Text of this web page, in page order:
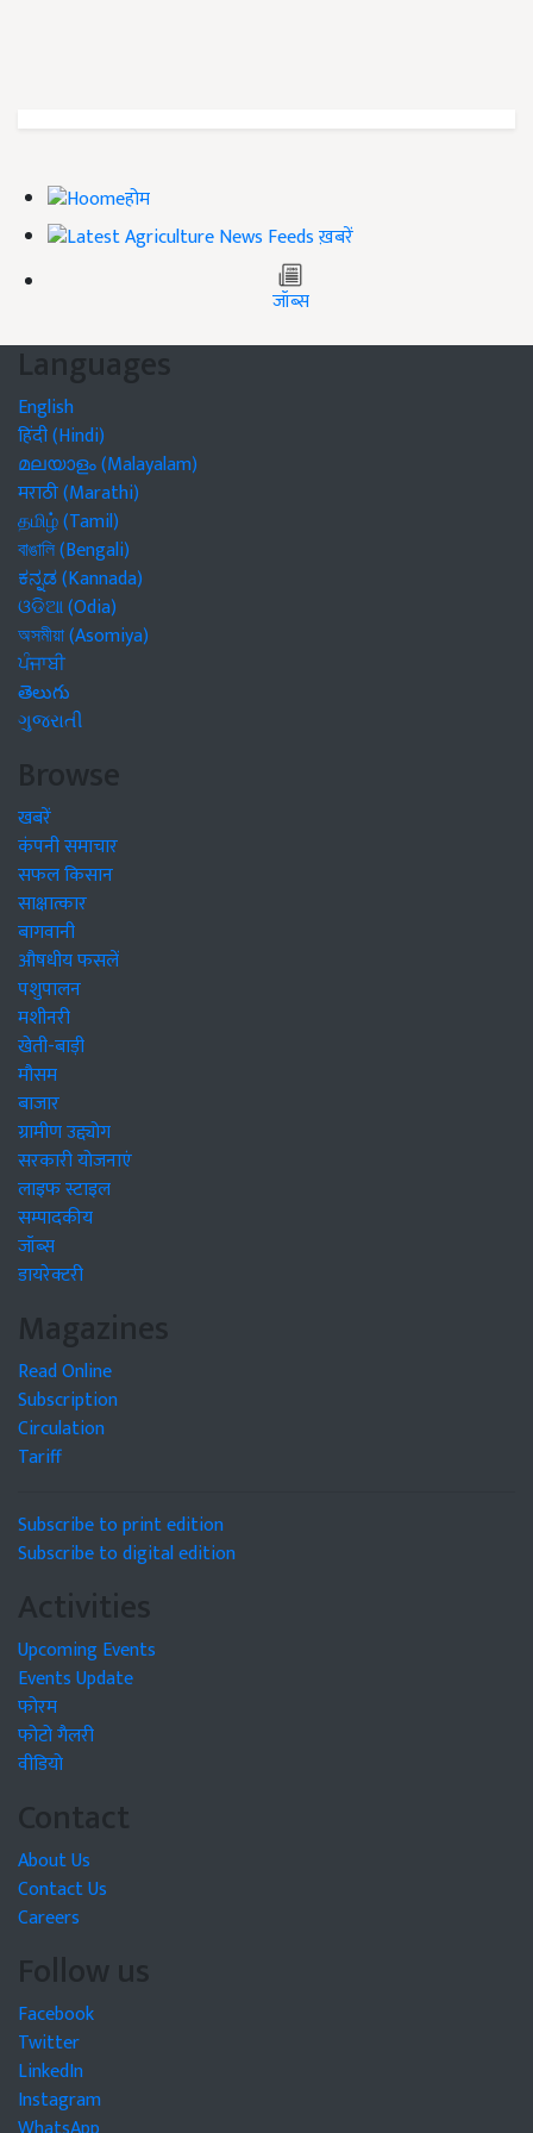
होम
ख़बरें
जॉब्स
Languages
English
हिंदी (Hindi)
മലയാളം (Malayalam)
मराठी (Marathi)
தமிழ் (Tamil)
বাঙালি (Bengali)
ಕನ್ನಡ (Kannada)
ଓଡିଆ (Odia)
অসমীয়া (Asomiya)
ਪੰਜਾਬੀ
తెలుగు
ગુજરાતી
Browse
खबरें
कंपनी समाचार
सफल किसान
साक्षात्कार
बागवानी
औषधीय फसलें
पशुपालन
मशीनरी
खेती-बाड़ी
मौसम
बाजार
ग्रामीण उद्द्योग
सरकारी योजनाएं
लाइफ स्टाइल
सम्पादकीय
जॉब्स
डायरेक्टरी
Magazines
Read Online
Subscription
Circulation
Tariff
Subscribe to print edition
Subscribe to digital edition
Activities
Upcoming Events
Events Update
फोरम
फोटो गैलरी
वीडियो
Contact
About Us
Contact Us
Careers
Follow us
Facebook
Twitter
LinkedIn
Instagram